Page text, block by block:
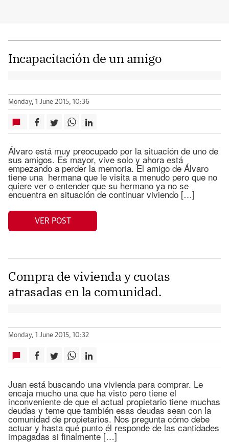
Incapacitación de un amigo
Monday, 1 June 2015, 10:36
Álvaro está muy preocupado por la situación de uno de
sus amigos. Es mayor, vive solo y ahora está
empezando a perder la memoria. El amigo de Álvaro
tiene una hermana que le visita a menudo pero que no
quiere ver o entender que su hermano ya no se
encuentra en situación de continuar viviendo […]
VER POST
Compra de vivienda y cuotas
atrasadas en la comunidad.
Monday, 1 June 2015, 10:32
Juan está buscando una vivienda para comprar. Le
encaja mucho una que ha visto pero tiene el
inconveniente de que el actual propietario tiene muchas
deudas y teme que también esas deudas sean con la
comunidad de propietarios. Nos pregunta cómo debe
actuar y hasta qué punto él responde de las cantidades
impagadas si finalmente […]